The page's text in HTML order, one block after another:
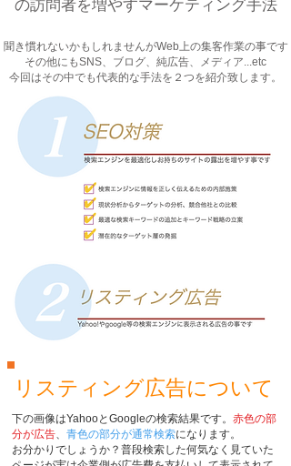
の訪問者を増やすマーケティング手法
聞き慣れないかもしれませんがWeb上の集客作業の事です
その他にもSNS、ブログ、純広告、メディア...etc
今回はその中でも代表的な手法を２つを紹介致します。
リスティング広告について
下の画像はYahooとGoogleの検索結果です。 赤色の部
分が広告、 青色の部分が通常検索になります。
お分かりでしょうか？普段検索した何気なく見ていた